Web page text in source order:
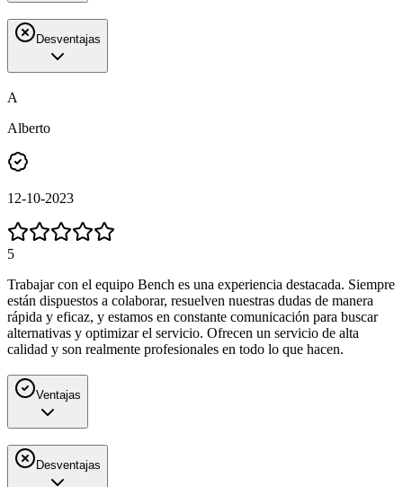
Desventajas
A
Alberto
12-10-2023
5
Trabajar con el equipo Bench es una experiencia destacada. Siempre
están dispuestos a colaborar, resuelven nuestras dudas de manera
rápida y eficaz, y estamos en constante comunicación para buscar
alternativas y optimizar el servicio. Ofrecen un servicio de alta
calidad y son realmente profesionales en todo lo que hacen.
Ventajas
Desventajas